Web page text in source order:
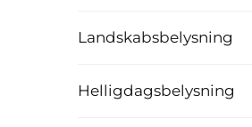
Landskabsbelysning
Helligdagsbelysning